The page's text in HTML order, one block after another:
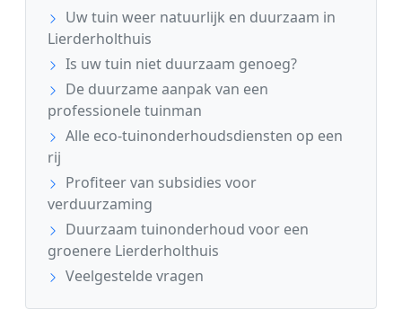
Uw tuin weer natuurlijk en duurzaam in
Lierderholthuis
Is uw tuin niet duurzaam genoeg?
De duurzame aanpak van een
professionele tuinman
Alle eco-tuinonderhoudsdiensten op een
rij
Profiteer van subsidies voor
verduurzaming
Duurzaam tuinonderhoud voor een
groenere Lierderholthuis
Veelgestelde vragen